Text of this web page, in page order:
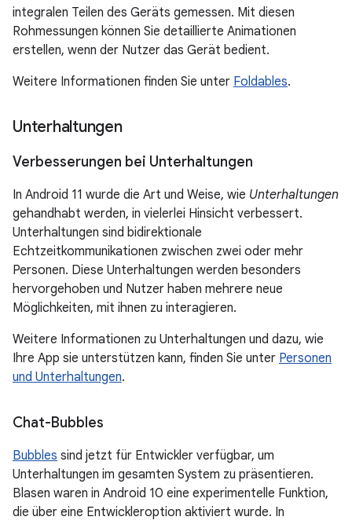
integralen Teilen des Geräts gemessen. Mit diesen
Rohmessungen können Sie detaillierte Animationen
erstellen, wenn der Nutzer das Gerät bedient.
Weitere Informationen finden Sie unter Foldables.
Unterhaltungen
Verbesserungen bei Unterhaltungen
In Android 11 wurde die Art und Weise, wie Unterhaltungen
gehandhabt werden, in vielerlei Hinsicht verbessert.
Unterhaltungen sind bidirektionale
Echtzeitkommunikationen zwischen zwei oder mehr
Personen. Diese Unterhaltungen werden besonders
hervorgehoben und Nutzer haben mehrere neue
Möglichkeiten, mit ihnen zu interagieren.
Weitere Informationen zu Unterhaltungen und dazu, wie
Ihre App sie unterstützen kann, finden Sie unter Personen
und Unterhaltungen.
Chat-Bubbles
Bubbles sind jetzt für Entwickler verfügbar, um
Unterhaltungen im gesamten System zu präsentieren.
Blasen waren in Android 10 eine experimentelle Funktion,
die über eine Entwickleroption aktiviert wurde. In